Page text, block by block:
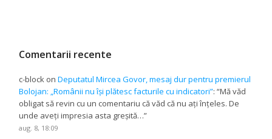
Comentarii recente
c-block onDeputatul Mircea Govor, mesaj dur pentru premierul
Bolojan: „Românii nu își plătesc facturile cu indicatori”: “Mă văd
obligat să revin cu un comentariu că văd că nu ați înțeles. De
unde aveți impresia asta greșită…”
aug. 8, 18:09